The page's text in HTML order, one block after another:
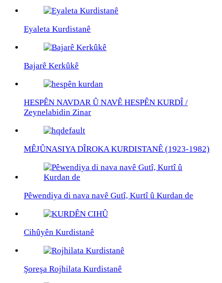
Eyaleta Kurdistanê
Bajarê Kerkûkê
HESPÊN NAVDAR Û NAVÊ HESPÊN KURDÎ /
Zeynelabidin Zinar
MÊJÛNASIYA DÎROKA KURDISTANÊ (1923-1982)
Pêwendiya di nava navê Gutî, Kurtî û Kurdan de
Cihûyên Kurdistanê
Şoreşa Rojhilata Kurdistanê